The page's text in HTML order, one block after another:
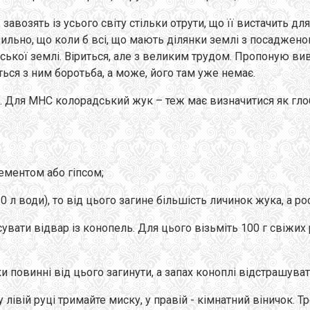
із усього світу стільки отрути, що її вистачить
що коли б всі, що мають ділянки землі з
землі. Віриться, але з великим трудом. Пропоную
з ним боротьба, а може, його там уже немає.
МНС колорадський жук – теж має визначитися як
або гіпсом;
води), то від цього загине більшість личинок жука, а
відвар із конопель. Для цього візьміть 100 г свіжих
від цього загинути, а запах коноплі
руці тримайте миску, у правій - кімнатний